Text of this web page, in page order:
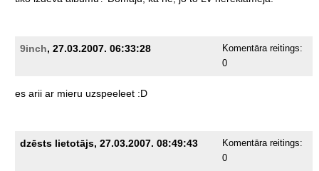
9inch, 27.03.2007. 06:33:28
Komentāra reitings:
0
es arii ar mieru uzspeeleet :D
dzēsts lietotājs, 27.03.2007. 08:49:43
Komentāra reitings:
0